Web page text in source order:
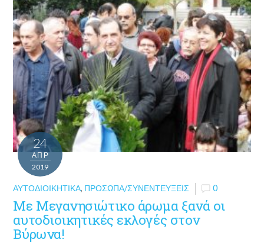
24
ΑΠΡ
2019
ΑΥΤΟΔΙΟΙΚΗΤΙΚΆ, ΠΡΌΣΩΠΑ/ΣΥΝΕΝΤΕΎΞΕΙΣ 0
Με Μεγανησιώτικο άρωμα ξανά οι
αυτοδιοικητικές εκλογές στον
Βύρωνα!